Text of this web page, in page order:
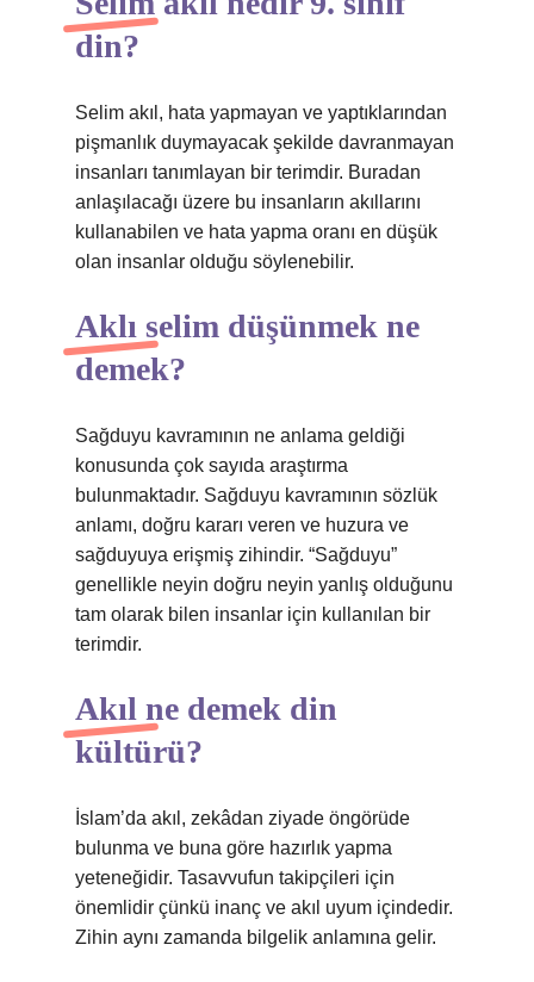
din?
Selim akıl, hata yapmayan ve yaptıklarından
pişmanlık duymayacak şekilde davranmayan
insanları tanımlayan bir terimdir. Buradan
anlaşılacağı üzere bu insanların akıllarını
kullanabilen ve hata yapma oranı en düşük
olan insanlar olduğu söylenebilir.
Aklı selim düşünmek ne
demek?
Sağduyu kavramının ne anlama geldiği
konusunda çok sayıda araştırma
bulunmaktadır. Sağduyu kavramının sözlük
anlamı, doğru kararı veren ve huzura ve
sağduyuya erişmiş zihindir. “Sağduyu”
genellikle neyin doğru neyin yanlış olduğunu
tam olarak bilen insanlar için kullanılan bir
terimdir.
Akıl ne demek din
kültürü?
İslam’da akıl, zekâdan ziyade öngörüde
bulunma ve buna göre hazırlık yapma
yeteneğidir. Tasavvufun takipçileri için
önemlidir çünkü inanç ve akıl uyum içindedir.
Zihin aynı zamanda bilgelik anlamına gelir.